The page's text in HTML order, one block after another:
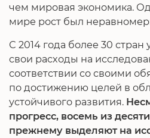
чем мировая экономика.
мире рост был
С 2014 года более 30
свои расходы на
соответствии со своими
по достижению целей в
устойчивого развития.
прогресс, восемь из
прежнему выделяют на